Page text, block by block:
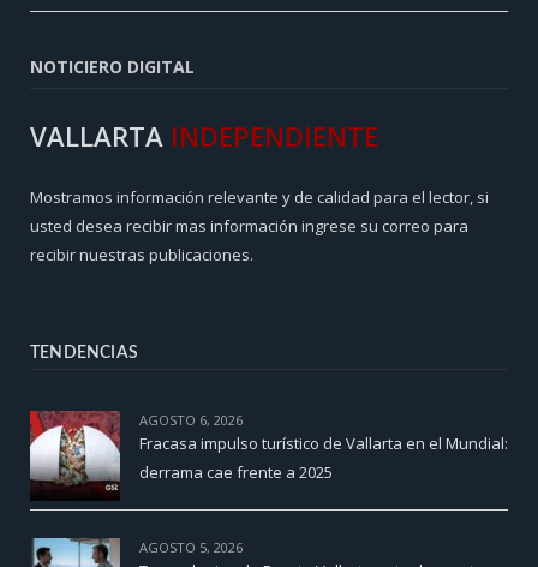
NOTICIERO DIGITAL
VALLARTA INDEPENDIENTE
Mostramos información relevante y de calidad para el lector, si
usted desea recibir mas información ingrese su correo para
recibir nuestras publicaciones.
TENDENCIAS
AGOSTO 6, 2026
Fracasa impulso turístico de Vallarta en el Mundial:
derrama cae frente a 2025
AGOSTO 5, 2026